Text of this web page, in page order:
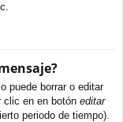
puede borrar o editar
clic en en botón editar
periodo de tiempo).